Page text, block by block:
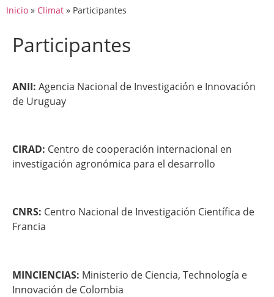
Inicio » Climat » Participantes
Participantes
ANII: Agencia Nacional de Investigación e Innovación
de Uruguay
CIRAD: Centro de cooperación internacional en
investigación agronómica para el desarrollo
CNRS: Centro Nacional de Investigación Científica de
Francia
MINCIENCIAS: Ministerio de Ciencia, Technología e
Innovación de Colombia